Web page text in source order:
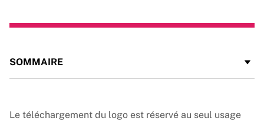
SOMMAIRE
Le téléchargement du logo est réservé au seul usage